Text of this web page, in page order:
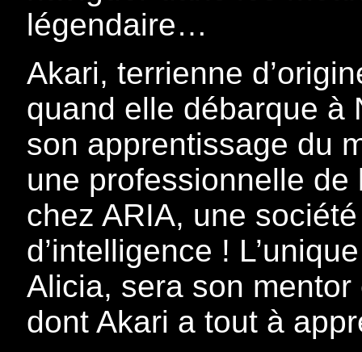
légendaire…
Akari, terrienne
quand elle débarque à
son apprentissage du
une professionnelle
chez ARIA, une
d’intelligence !
Alicia, sera son
dont Akari a tout à